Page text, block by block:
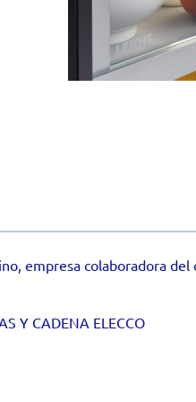
empresa colaboradora
Y CADENA ELECCO